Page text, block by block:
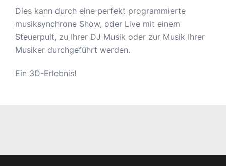
Dies kann durch eine perfekt programmierte
musiksynchrone Show, oder Live mit einem
Steuerpult, zu Ihrer DJ Musik oder zur Musik Ihrer
Musiker durchgeführt werden.
Ein 3D-Erlebnis!